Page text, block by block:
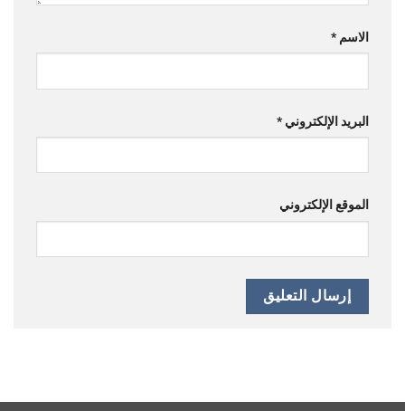
الاسم*
البريد الإلكتروني*
الموقع الإلكتروني